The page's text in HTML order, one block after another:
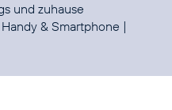
und zuhause
Handy & Smartphone |